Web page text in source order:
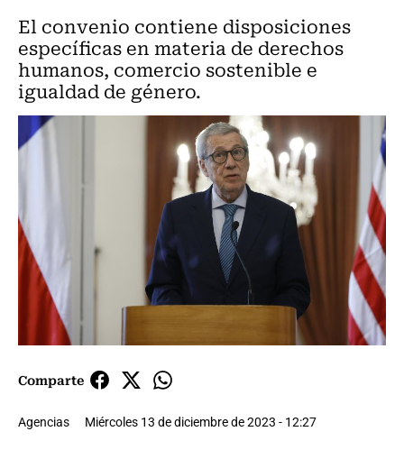
El convenio contiene disposiciones
específicas en materia de derechos
humanos, comercio sostenible e
igualdad de género.
Comparte
Agencias Miércoles 13 de diciembre de 2023 - 12:27